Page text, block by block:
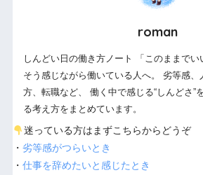
roman
しんどい日の働き方ノート 「このままでい
そう感じながら働いている人へ。 劣等感、
方、転職など、 働く中で感じる“しんどさ”
る考え方をまとめています。
迷っている方はまずこちらからどうぞ
・ 劣等感がつらいとき
・ 仕事を辞めたいと感じたとき